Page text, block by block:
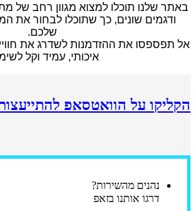
באתר שלנו תוכלו למצוא מגוון רחב של
ודגמים שונים, כך שתוכלו לבחור את
שלכם.
אל תפספסו את ההזדמנות לשדרג את
איכותי, עמיד וקל
הקליקו על הוואטסאפ
נהנים מהשירות?
דרגו אותנו בזאפ